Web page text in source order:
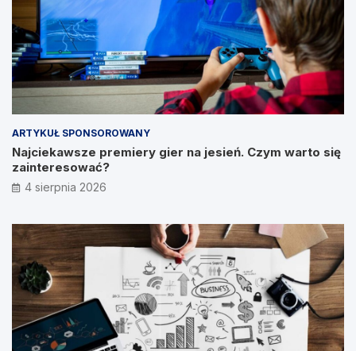
ARTYKUŁ SPONSOROWANY
Najciekawsze premiery gier na jesień. Czym warto się
zainteresować?
4 sierpnia 2026